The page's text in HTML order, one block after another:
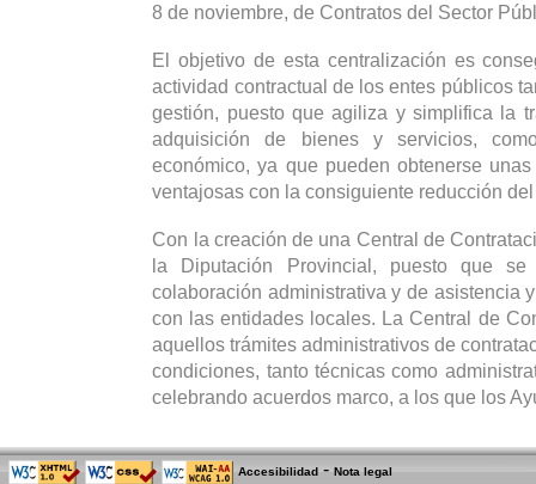
8 de noviembre, de Contratos del Sector
El objetivo de esta centralización es
actividad contractual de los entes públicos
gestión, puesto que agiliza y simplifica la
adquisición de bienes y servicios,
económico, ya que pueden obtenerse
ventajosas con la consiguiente reducción
Con la creación de una Central de
la Diputación Provincial, puesto que
colaboración administrativa y de asistencia
con las entidades locales. La Central de
aquellos trámites administrativos de
condiciones, tanto técnicas como
celebrando acuerdos marco, a los que los
Accesibilidad -Nota legal